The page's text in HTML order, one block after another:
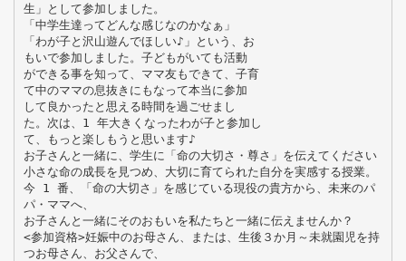
生」として参加しました。
「中学生達ってどんな感じなのかなぁ」
「わが子と沢山遊んでほしい♪」という、お
もいで参加しました。子どもがいても活動
ができる事を知って、ママ友もできて、子育
て中のママの息抜きにもなって本当に参加
して良かったと思える時間を過ごせまし
た。次は、1 年大きくなったわが子と参加し
て、もっと楽しもうと思います♪
お子さんと一緒に、学生に「命の大切さ・尊さ」を伝えてください
小さな命の成長を見つめ、大切に育てられた自分を実感する授業。
今 1 番、「命の大切さ」を感じている現役の貴方から、未来のパ
パ・ママへ、
お子さんと一緒にそのおもいを私たちと一緒に伝えませんか？
<参加資格>妊娠中のお母さん、または、生後３か月～未就園児を持
つお母さん、お父さんで、